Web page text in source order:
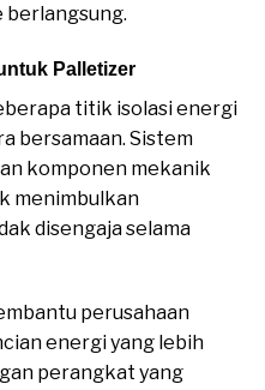
berlangsung.
Palletizer
titik isolasi energi
bersamaan. Sistem
komponen mekanik
menimbulkan
disengaja selama
perusahaan
energi yang lebih
perangkat yang